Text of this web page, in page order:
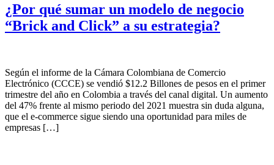
¿Por qué sumar un modelo de negocio
“Brick and Click” a su estrategia?
Según el informe de la Cámara Colombiana de Comercio
Electrónico (CCCE) se vendió $12.2 Billones de pesos en el primer
trimestre del año en Colombia a través del canal digital. Un aumento
del 47% frente al mismo periodo del 2021 muestra sin duda alguna,
que el e-commerce sigue siendo una oportunidad para miles de
empresas […]